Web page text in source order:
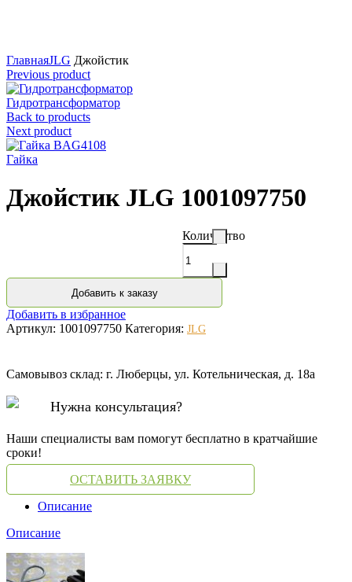
ГлавнаяJLG Джойстик
Previous product
Гидротрансформатор
Back to products
Next product
Гайка
Джойстик JLG 1001097750
Количество
Добавить к заказу
Добавить в избранное
Артикул: 1001097750 Категория: JLG
Самовывоз склад: г. Люберцы, ул. Котельническая, д. 18а
Нужна консультация?
Наши специалисты вам помогут бесплатно в кратчайшие
сроки!
ОСТАВИТЬ ЗАЯВКУ
Описание
Описание